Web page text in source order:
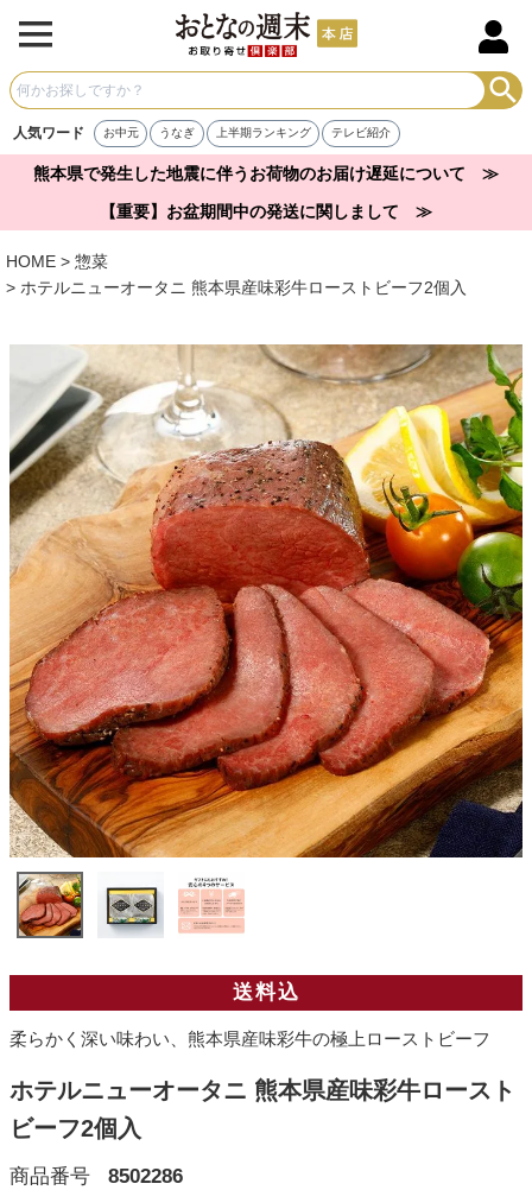
人気ワード お中元 うなぎ 上半期ランキング テレビ紹介
熊本県で発生した地震に伴うお荷物のお届け遅延について ≫
【重要】お盆期間中の発送に関しまして ≫
HOME
惣菜
ホテルニューオータニ 熊本県産味彩牛ローストビーフ2個入
送料込
柔らかく深い味わい、熊本県産味彩牛の極上ローストビーフ
ホテルニューオータニ 熊本県産味彩牛ロースト
ビーフ2個入
商品番号 8502286